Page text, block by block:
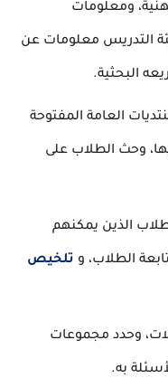
ومعلومات
التدريس معلومات عن
البحثية.
العامة المفتوحة
وحث الطلاب على
الذين يمكنهم
الطلاب، و تلخيص
وحدد مجموعات
به.